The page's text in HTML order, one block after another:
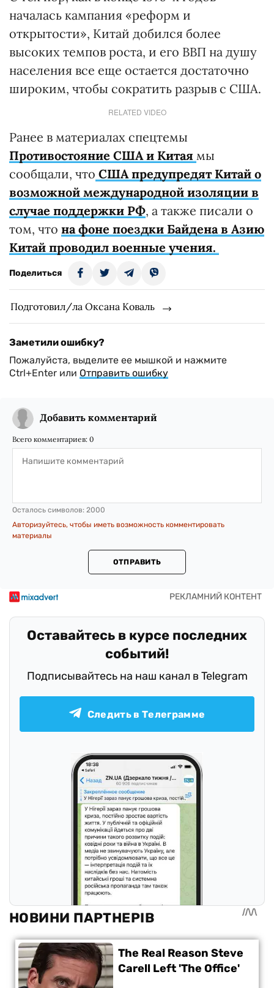
началась кампания «реформ и
открытости», Китай добился более
высоких темпов роста, и его ВВП на душу
населения все еще остается достаточно
широким, чтобы сократить разрыв с США.
RELATED VIDEO
Ранее в материалах спецтемы
Противостояние США и Китая мы
сообщали, что США предупредят Китай о
возможной международной изоляции в
случае поддержки РФ, а также писали о
том, что на фоне поездки Байдена в Азию
Китай проводил военные учения.
Поделиться
Подготовил/ла Оксана Коваль
Заметили ошибку?
Пожалуйста, выделите ее мышкой и нажмите
Ctrl+Enter или Отправить ошибку
Добавить комментарий
Всего комментариев: 0
Осталось символов: 2000
Авторизуйтесь, чтобы иметь возможность комментировать
материалы
ОТПРАВИТЬ
Оставайтесь в курсе последних
событий!
Подписывайтесь на наш канал в Telegram
Следить в Телеграмме